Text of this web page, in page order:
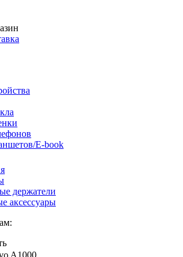
E-book
держатели
аксессуары
A1000